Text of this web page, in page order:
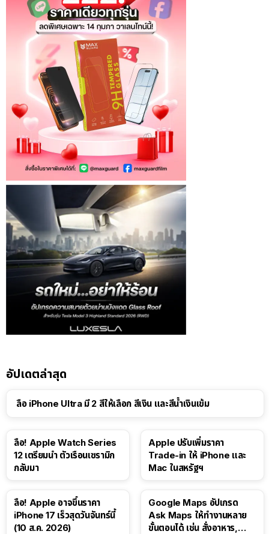
อัปเดตล่าสุด
ลือ iPhone Ultra มี 2 สีให้เลือก สีเงิน และสีน้ำเงินเข้ม
ลือ! Apple Watch Series
12 เตรียมนำ ตัวเรือนเซรามิก
กลับมา
Apple ปรับเพิ่มราคา
Trade-in ให้ iPhone และ
Mac ในสหรัฐฯ
ลือ! Apple อาจขึ้นราคา
iPhone 17 เร็วสุดวันจันทร์นี้
(10 ส.ค. 2026)
Google Maps อัปเกรด
Ask Maps ให้ทำงานหลาย
ขั้นตอนได้ เช่น สั่งอาหาร,